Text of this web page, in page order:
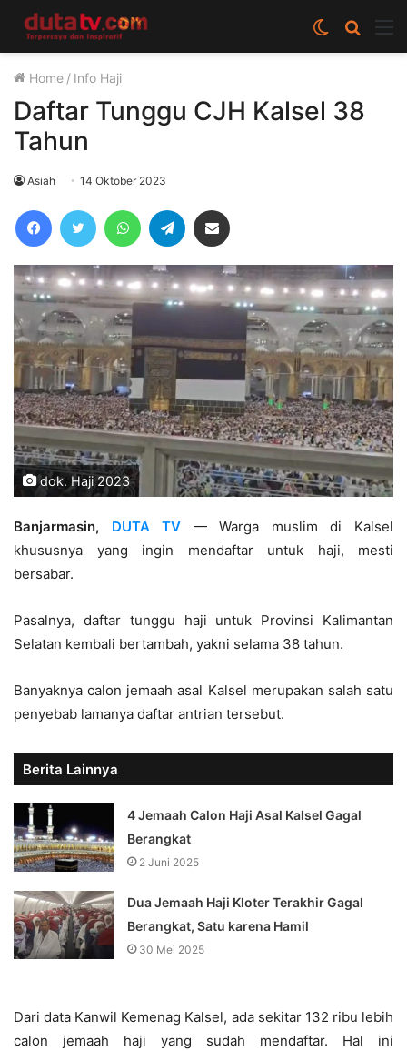
Cari
berita
Switch
skin
Home / Info Haji
Daftar Tunggu CJH Kalsel 38
Tahun
Asiah 14 Oktober 2023
FacebookTwitter WhatsAppTelegram
dok. Haji 2023
Banjarmasin, DUTA TV — Warga muslim di Kalsel
khususnya yang ingin mendaftar untuk haji, mesti
bersabar.
Pasalnya, daftar tunggu haji untuk Provinsi Kalimantan
Selatan kembali bertambah, yakni selama 38 tahun.
Banyaknya calon jemaah asal Kalsel merupakan salah satu
penyebab lamanya daftar antrian tersebut.
Berita Lainnya
4 Jemaah Calon Haji Asal Kalsel Gagal
Berangkat
2 Juni 2025
Dua Jemaah Haji Kloter Terakhir Gagal
Berangkat, Satu karena Hamil
30 Mei 2025
Dari data Kanwil Kemenag Kalsel, ada sekitar 132 ribu lebih
calon jemaah haji yang sudah mendaftar. Hal ini